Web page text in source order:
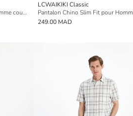
Pantalon chino en gabardine homme coupe slim
LCWAIKIKI Classic
Pantalon Chino Slim Fit pour
249.00 MAD